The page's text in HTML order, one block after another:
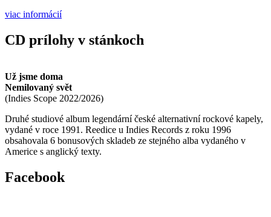
viac informácií
CD prílohy v stánkoch
Už jsme doma
Nemilovaný svět
(Indies Scope 2022/2026)
Druhé studiové album legendární české alternativní rockové kapely,
vydané v roce 1991. Reedice u Indies Records z roku 1996
obsahovala 6 bonusových skladeb ze stejného alba vydaného v
Americe s anglický texty.
Facebook